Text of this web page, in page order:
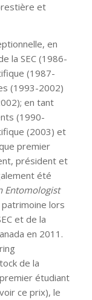
et
en
la SEC (1986-
(1987-
(1993-2002)
en tant
(1990-
(2003) et
premier
président et
été
Entomologist
lors
et de la
en 2011.
de la
étudiant
ce prix), le